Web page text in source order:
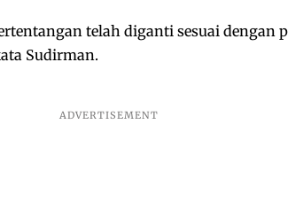
telah diganti sesuai dengan
Sudirman.